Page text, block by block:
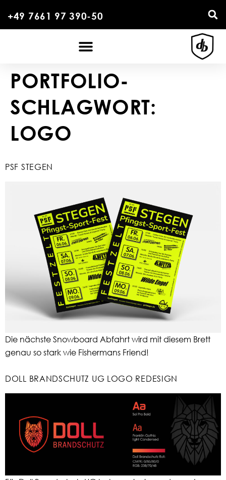
+49 7661 97 390-50
PORTFOLIO-
SCHLAGWORT:
LOGO
PSF STEGEN
Die nächste Snowboard Abfahrt wird mit diesem Brett
genau so stark wie Fishermans Friend!
DOLL BRANDSCHUTZ UG LOGO REDESIGN